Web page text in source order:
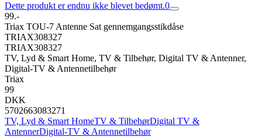
Dette produkt er endnu ikke blevet bedømt.0
99.-
Triax TOU-7 Antenne Sat gennemgangsstikdåse
TRIAX308327
TRIAX308327
TV, Lyd & Smart Home, TV & Tilbehør, Digital TV & Antenner,
Digital-TV & Antennetilbehør
Triax
99
DKK
5702663083271
TV, Lyd & Smart HomeTV & TilbehørDigital TV &
AntennerDigital-TV & Antennetilbehør